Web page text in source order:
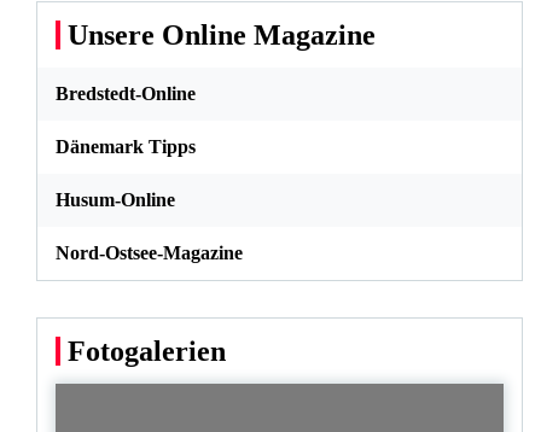
Unsere Online Magazine
Bredstedt-Online
Dänemark Tipps
Husum-Online
Nord-Ostsee-Magazine
Fotogalerien